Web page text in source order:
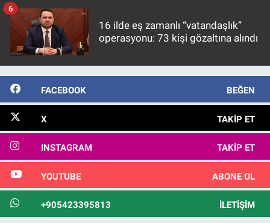
16 ilde eş zamanlı “vatandaşlık”
operasyonu: 73 kişi gözaltına alındı
6
FACEBOOK BEĞEN
X TAKIP ET
INSTAGRAM TAKIP ET
YOUTUBE ABONE OL
+905423395813 İLETIŞIM